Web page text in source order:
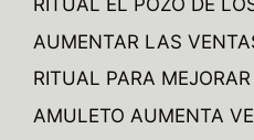
RITUAL EL POZO DE
AUMENTAR LAS
RITUAL PARA
AMULETO AUMENTA